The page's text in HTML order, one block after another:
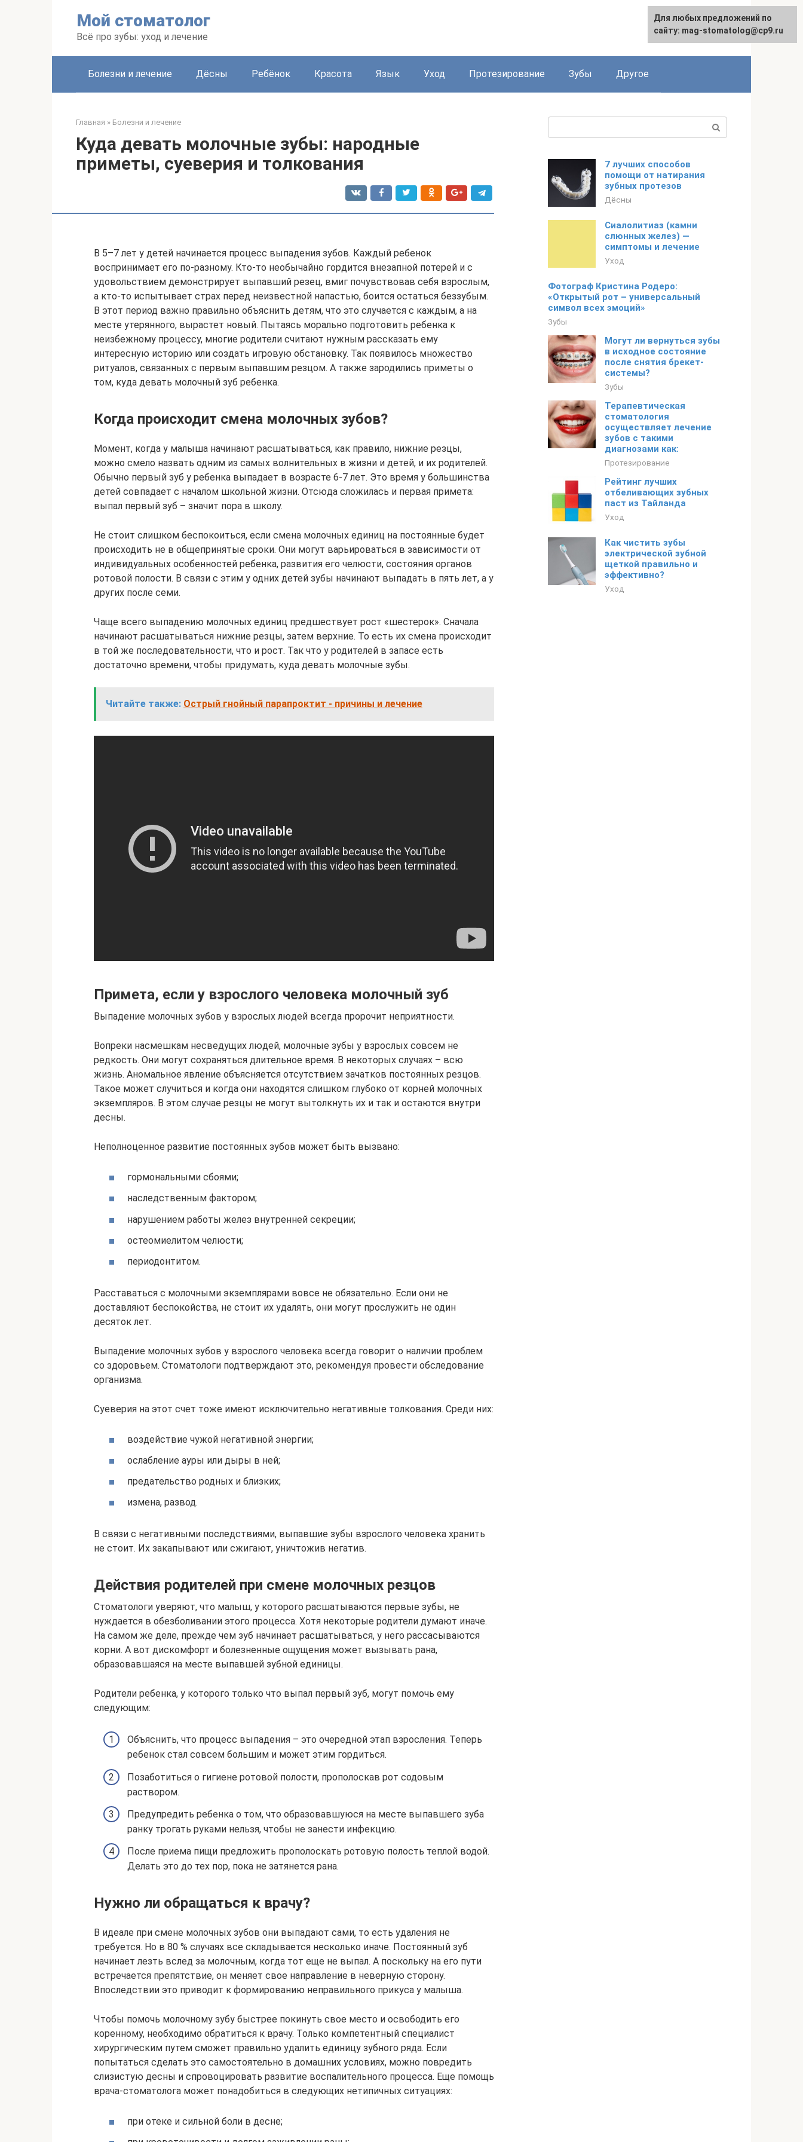
Мой стоматолог
Всё про зубы: уход и лечение
Болезни и лечение Дёсны Ребёнок Красота Язык Уход Протезирование Зубы Другое
Главная » Болезни и лечение
Куда девать молочные зубы: народные
приметы, суеверия и толкования
В 5–7 лет у детей начинается процесс выпадения зубов. Каждый ребенок
воспринимает его по-разному. Кто-то необычайно гордится внезапной потерей и с
удовольствием демонстрирует выпавший резец, вмиг почувствовав себя взрослым,
а кто-то испытывает страх перед неизвестной напастью, боится остаться беззубым.
В этот период важно правильно объяснить детям, что это случается с каждым, а на
месте утерянного, вырастет новый. Пытаясь морально подготовить ребенка к
неизбежному процессу, многие родители считают нужным рассказать ему
интересную историю или создать игровую обстановку. Так появилось множество
ритуалов, связанных с первым выпавшим резцом. А также зародились приметы о
том, куда девать молочный зуб ребенка.
Когда происходит смена молочных зубов?
Момент, когда у малыша начинают расшатываться, как правило, нижние резцы,
можно смело назвать одним из самых волнительных в жизни и детей, и их родителей.
Обычно первый зуб у ребенка выпадает в возрасте 6-7 лет. Это время у большинства
детей совпадает с началом школьной жизни. Отсюда сложилась и первая примета:
выпал первый зуб – значит пора в школу.
Не стоит слишком беспокоиться, если смена молочных единиц на постоянные будет
происходить не в общепринятые сроки. Они могут варьироваться в зависимости от
индивидуальных особенностей ребенка, развития его челюсти, состояния органов
ротовой полости. В связи с этим у одних детей зубы начинают выпадать в пять лет, а у
других после семи.
Чаще всего выпадению молочных единиц предшествует рост «шестерок». Сначала
начинают расшатываться нижние резцы, затем верхние. То есть их смена происходит
в той же последовательности, что и рост. Так что у родителей в запасе есть
достаточно времени, чтобы придумать, куда девать молочные зубы.
Читайте также: Острый гнойный парапроктит - причины и лечение
Примета, если у взрослого человека молочный зуб
Выпадение молочных зубов у взрослых людей всегда пророчит неприятности.
Вопреки насмешкам несведущих людей, молочные зубы у взрослых совсем не
редкость. Они могут сохраняться длительное время. В некоторых случаях – всю
жизнь. Аномальное явление объясняется отсутствием зачатков постоянных резцов.
Такое может случиться и когда они находятся слишком глубоко от корней молочных
экземпляров. В этом случае резцы не могут вытолкнуть их и так и остаются внутри
десны.
Неполноценное развитие постоянных зубов может быть вызвано:
гормональными сбоями;
наследственным фактором;
нарушением работы желез внутренней секреции;
остеомиелитом челюсти;
периодонтитом.
Расставаться с молочными экземплярами вовсе не обязательно. Если они не
доставляют беспокойства, не стоит их удалять, они могут прослужить не один
десяток лет.
Выпадение молочных зубов у взрослого человека всегда говорит о наличии проблем
со здоровьем. Стоматологи подтверждают это, рекомендуя провести обследование
организма.
Суеверия на этот счет тоже имеют исключительно негативные толкования. Среди них:
воздействие чужой негативной энергии;
ослабление ауры или дыры в ней;
предательство родных и близких;
измена, развод.
В связи с негативными последствиями, выпавшие зубы взрослого человека хранить
не стоит. Их закапывают или сжигают, уничтожив негатив.
Действия родителей при смене молочных резцов
Стоматологи уверяют, что малыш, у которого расшатываются первые зубы, не
нуждается в обезболивании этого процесса. Хотя некоторые родители думают иначе.
На самом же деле, прежде чем зуб начинает расшатываться, у него рассасываются
корни. А вот дискомфорт и болезненные ощущения может вызывать рана,
образовавшаяся на месте выпавшей зубной единицы.
Родители ребенка, у которого только что выпал первый зуб, могут помочь ему
следующим:
Объяснить, что процесс выпадения – это очередной этап взросления. Теперь
ребенок стал совсем большим и может этим гордиться.
Позаботиться о гигиене ротовой полости, прополоскав рот содовым
раствором.
Предупредить ребенка о том, что образовавшуюся на месте выпавшего зуба
ранку трогать руками нельзя, чтобы не занести инфекцию.
После приема пищи предложить прополоскать ротовую полость теплой водой.
Делать это до тех пор, пока не затянется рана.
Нужно ли обращаться к врачу?
В идеале при смене молочных зубов они выпадают сами, то есть удаления не
требуется. Но в 80 % случаях все складывается несколько иначе. Постоянный зуб
начинает лезть вслед за молочным, когда тот еще не выпал. А поскольку на его пути
встречается препятствие, он меняет свое направление в неверную сторону.
Впоследствии это приводит к формированию неправильного прикуса у малыша.
Чтобы помочь молочному зубу быстрее покинуть свое место и освободить его
коренному, необходимо обратиться к врачу. Только компетентный специалист
хирургическим путем сможет правильно удалить единицу зубного ряда. Если
попытаться сделать это самостоятельно в домашних условиях, можно повредить
слизистую десны и спровоцировать развитие воспалительного процесса. Еще помощь
врача-стоматолога может понадобиться в следующих нетипичных ситуациях:
при отеке и сильной боли в десне;
7 лучших способов
помощи от натирания
зубных протезов
Дёсны
Сиалолитиаз (камни
слюнных желез) —
симптомы и лечение
Уход
Фотограф Кристина Родеро:
«Открытый рот – универсальный
символ всех эмоций»
Зубы
Могут ли вернуться зубы
в исходное состояние
после снятия брекет-
системы?
Зубы
Терапевтическая
стоматология
осуществляет лечение
зубов с такими
диагнозами как:
Протезирование
Рейтинг лучших
отбеливающих зубных
паст из Тайланда
Уход
Как чистить зубы
электрической зубной
щеткой правильно и
эффективно?
Уход
Для любых предложений по
сайту: mag-stomatolog@cp9.ru